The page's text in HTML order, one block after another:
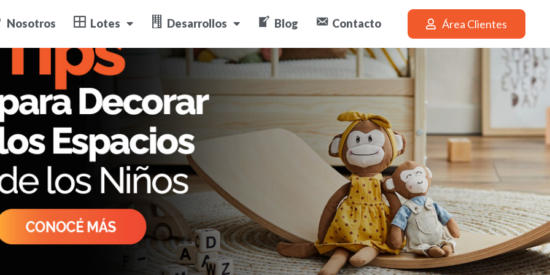
Nosotros Lotes Desarrollos Blog Contacto Área Clientes